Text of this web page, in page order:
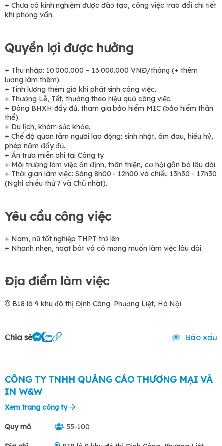
+ Chưa có kinh nghiệm được đào tạo, công việc trao đổi chi tiết
khi phỏng vấn.
Quyền lợi được hưởng
+ Thu nhập: 10.000.000 – 13.000.000 VNĐ/tháng (+ thêm
lương làm thêm).
+ Tính lương thêm giờ khi phát sinh công việc.
+ Thưởng Lễ, Tết, thưởng theo hiệu quả công việc.
+ Đóng BHXH đầy đủ, tham gia bảo hiểm MIC (bảo hiểm thân
thể).
+ Du lịch, khám sức khỏe.
+ Chế độ quan tâm người lao động: sinh nhật, ốm đau, hiếu hỷ,
phép năm đầy đủ.
+ Ăn trưa miễn phí tại Công ty.
+ Môi trường làm việc ổn định, thân thiện, cơ hội gắn bó lâu dài.
+ Thời gian làm việc: Sáng 8h00 - 12h00 và chiều 13h30 - 17h30
(Nghỉ chiều thứ 7 và Chủ nhật).
Yêu cầu công việc
+ Nam, nữ tốt nghiệp THPT trở lên
+ Nhanh nhẹn, hoạt bát và có mong muốn làm việc lâu dài.
Địa điểm làm việc
B18 lô 9 khu đô thị Định Công, Phương Liệt, Hà Nội
Chia sẻ Báo xấu
CÔNG TY TNHH QUẢNG CÁO THƯƠNG MẠI VÀ
IN W&W
Xem trang công ty
Quy mô 55-100